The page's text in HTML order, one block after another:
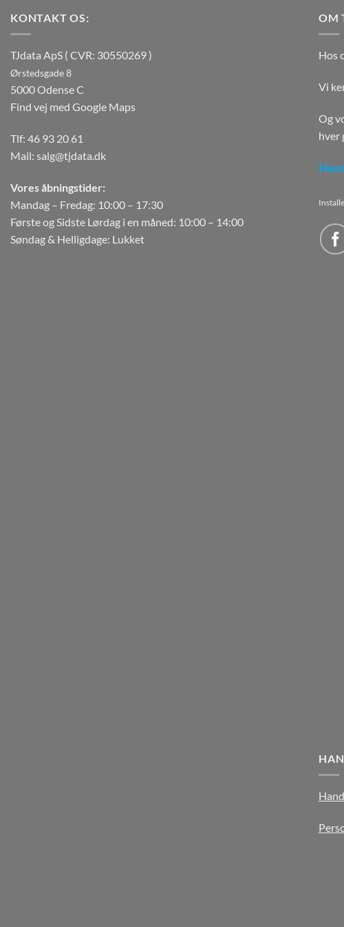
KONTAKT OS:
TJdata ApS ( CVR: 30550269 )
Ørstedsgade 8
5000 Odense C
Find vej med Google Maps
Tlf: 46 93 20 61
Mail: salg@tjdata.dk
Vores åbningstider:
Mandag – Fredag: 10:00 – 17:30
Første og Sidste Lørdag i en måned: 10:00 – 14:00
Søndag & Helligdage: Lukket
OM
Hos
Vi
Og
hver